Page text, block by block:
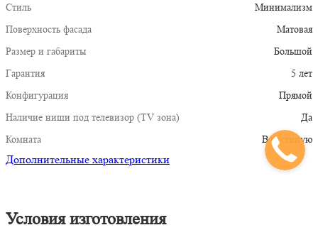
Стиль
Минимализм
Поверхность фасада
Матовая
Размер и габариты
Большой
Гарантия
5 лет
Конфигурация
Прямой
Наличие ниши под телевизор (TV зона)
Да
Комната
В гостиную
Дополнительные характеристики
Условия изготовления